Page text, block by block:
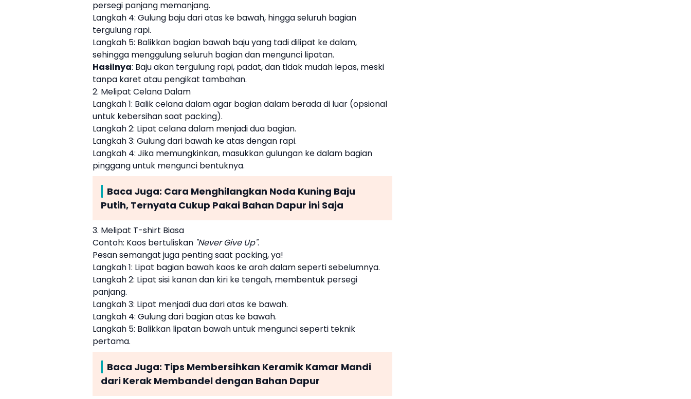
persegi panjang memanjang.
Langkah 4: Gulung baju dari atas ke bawah, hingga seluruh bagian
tergulung rapi.
Langkah 5: Balikkan bagian bawah baju yang tadi dilipat ke dalam,
sehingga menggulung seluruh bagian dan mengunci lipatan.
Hasilnya: Bajuakan tergulung rapi, padat, dan tidak mudah lepas, meski
tanpa karet atau pengikat tambahan.
2. Melipat Celana Dalam
Langkah 1: Balik celana dalam agar bagian dalam berada di luar (opsional
untuk kebersihan saat packing).
Langkah 2: Lipat celana dalam menjadi dua bagian.
Langkah 3: Gulung dari bawah ke atas dengan rapi.
Langkah 4: Jika memungkinkan, masukkan gulungan ke dalam bagian
pinggang untuk mengunci bentuknya.
Baca Juga: Cara Menghilangkan Noda Kuning Baju
Putih, Ternyata Cukup Pakai Bahan Dapur ini Saja
3. Melipat T-shirt Biasa
Contoh: Kaos bertuliskan "Never Give Up".
Pesan semangat juga penting saat packing, ya!
Langkah 1: Lipat bagian bawah kaos ke arah dalam seperti sebelumnya.
Langkah 2: Lipat sisi kanan dan kiri ke tengah, membentuk persegi
panjang.
Langkah 3: Lipat menjadi dua dari atas ke bawah.
Langkah 4: Gulung dari bagian atas ke bawah.
Langkah 5: Balikkan lipatan bawah untuk mengunci seperti teknik
pertama.
Baca Juga: Tips Membersihkan Keramik Kamar Mandi
dari Kerak Membandel dengan Bahan Dapur